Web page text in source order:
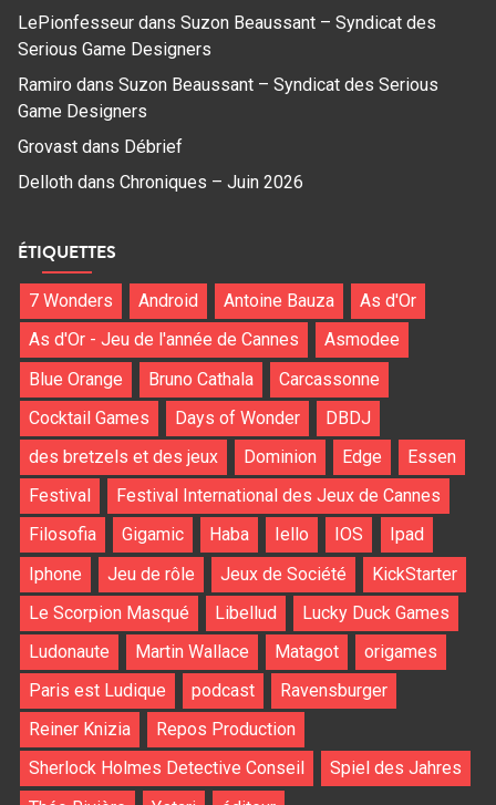
LePionfesseur dans Suzon Beaussant – Syndicat des
Serious Game Designers
Ramiro dans Suzon Beaussant – Syndicat des Serious
Game Designers
Grovast dans Débrief
Delloth dans Chroniques – Juin 2026
ÉTIQUETTES
7 Wonders Android Antoine Bauza
As d'Or
As d'Or - Jeu de l'année de Cannes
Asmodee
Blue Orange
Bruno Cathala
Carcassonne
Cocktail Games
Days of Wonder
DBDJ
des bretzels et des jeux
Dominion Edge
Essen
Festival
Festival International des Jeux de Cannes
Filosofia
Gigamic Haba Iello IOS
Ipad
Iphone
Jeu de rôle Jeux de Société
KickStarter
Le Scorpion Masqué
Libellud
Lucky Duck Games
Ludonaute
Martin Wallace Matagot
origames
Paris est Ludique
podcast
Ravensburger
Reiner Knizia
Repos Production
Sherlock Holmes Detective Conseil
Spiel des Jahres